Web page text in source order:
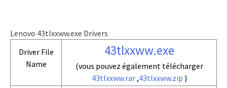
Lenovo 43tlxxww.exe Drivers
Driver File
Name
43tlxxww.exe
(vous pouvez également télécharger
43tlxxww.rar,43tlxxww.zip )